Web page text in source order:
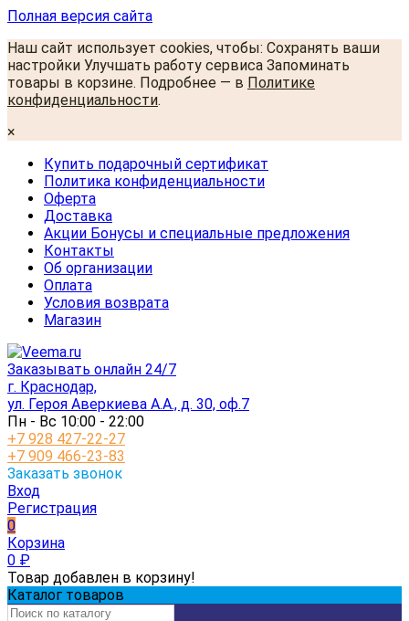
Полная версия сайта
Наш сайт использует cookies, чтобы: Сохранять ваши
настройки Улучшать работу сервиса Запоминать
товары в корзине. Подробнее — в Политике
конфиденциальности.
×
Купить подарочный сертификат
Политика конфиденциальности
Оферта
Доставка
Акции Бонусы и специальные предложения
Контакты
Об организации
Оплата
Условия возврата
Магазин
Заказывать онлайн 24/7
г. Краснодар,
ул. Героя Аверкиева А.А., д. 30, оф.7
Пн - Вс 10:00 - 22:00
+7 928 427-22-27
+7 909 466-23-83
Заказать звонок
Вход
Регистрация
0
Корзина
0 ₽
Товар добавлен в корзину!
Каталог товаров